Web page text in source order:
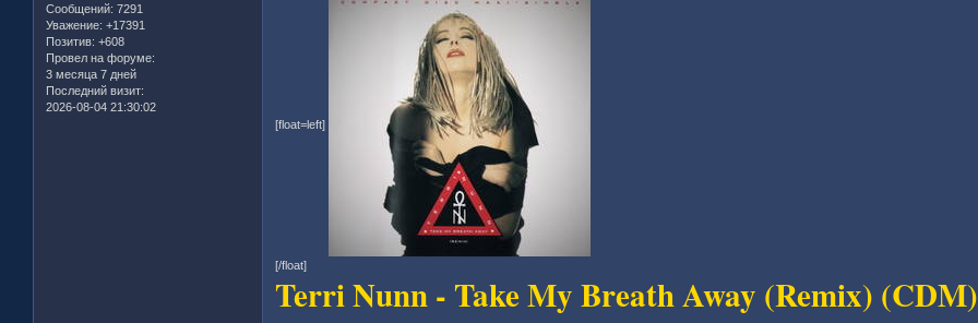
Сообщений: 7291
Уважение: +17391
Позитив: +608
Провел на форуме:
3 месяца 7 дней
Последний визит:
2026-08-04 21:30:02
[float=left]
[/float]
Terri Nunn - Take My Breath Away (Remix)